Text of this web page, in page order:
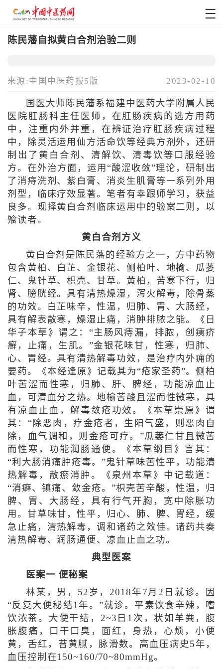
陈民藩自拟黄白合剂治验二则
来源:中国中医药报5版 2023-02-10
国医大师陈民藩系福建中医药大学附属人民
医院肛肠科主任医师，在肛肠疾病的选方用药
中，注重内外并重，在辨证治疗肛肠疾病过程
中，除灵活运用仙方活命饮等经典方剂外，还研
制出了黄白合剂、清解饮、清毒饮等口服经验
方。在外治方面，运用“酸涩收敛”理论，研制出
了消痔洗剂、紫白膏、消炎生肌膏等一系列外用
剂型，临床疗效显著。笔者有幸跟师学习，获益
良多。现择黄白合剂临床运用中的验案二则，以
飧读者。
黄白合剂方义
黄白合剂是陈民藩的经验方之一，方中药物
包含黄柏、白芷、金银花、侧柏叶、地榆、瓜蒌
仁、鬼针草、枳壳、甘草。黄柏，苦寒下行，归
肾、膀胱经。具有清热燥湿，泻火解毒，除骨蒸
的功效。白芷味辛，性温，归肺、胃、大肠经，
具有解表散寒，燥湿止痛，消肿排脓之能。《日
华子本草》谓之：“主肠风痔漏，排脓，创痍疥
癣，止痛，生肌。”金银花味甘，性寒，归肺、
心、胃经。具有清热解毒功效，是治疗内外痈的
要药。《本经逢原》记载其为“疮家圣药”。侧柏
叶苦涩而性寒，归肺、肝、脾经，功能凉血止
血，可清血分之热。地榆苦酸且涩而性微寒，具
有凉血止血，解毒敛疮功效。《本草崇原》谓
其：“除恶肉，疗金疮者，生阳气盛，则恶肉自
除，血气调和，则金疮可疗。”瓜蒌仁甘且微苦
而性寒，功能润肠通便。《本草纲目》言其：
“利大肠消痛肿疮毒。”鬼针草味苦性平，功能清
热解毒，散瘀消肿。《泉州本草》中记载道：
“消癖、镇痛、敛金疮。”枳壳苦辛酸，性温，归
脾、胃、大肠经，具有行气开胸，宽中除胀功
用。甘草味甘，性平，归心、肺、脾、胃经，缓
急止痛，清热解毒，调和诸药之效佳。诸药共奏
清热解毒、润肠通便、凉血止血之功。
典型医案
医案一 便秘案
林某，男，52岁，2018年7月2日就诊。因
“反复大便秘结1年。”就诊。平素饮食辛辣，嗜
饮浓茶。大便干结，2~3日1次，状如羊粪，腹
胀腹痛，口干口臭，面红，身热，心烦，小便
黄，舌红，苔黄腻，脉滑数。高血压病史5年，
血压控制在150~160/70~80mmHg。